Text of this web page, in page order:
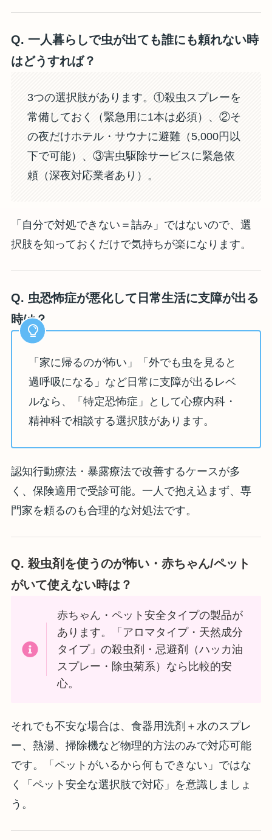
Q. 一人暮らしで虫が出ても誰にも頼れない時
はどうすれば？
3つの選択肢があります。①殺虫スプレーを
常備しておく（緊急用に1本は必須）、②そ
の夜だけホテル・サウナに避難（5,000円以
下で可能）、③害虫駆除サービスに緊急依
頼（深夜対応業者あり）。
「自分で対処できない＝詰み」ではないので、選
択肢を知っておくだけで気持ちが楽になります。
Q. 虫恐怖症が悪化して日常生活に支障が出る
時は？
「家に帰るのが怖い」「外でも虫を見ると
過呼吸になる」など日常に支障が出るレベ
ルなら、「特定恐怖症」として心療内科・
精神科で相談する選択肢があります。
認知行動療法・暴露療法で改善するケースが多
く、保険適用で受診可能。一人で抱え込まず、専
門家を頼るのも合理的な対処法です。
Q. 殺虫剤を使うのが怖い・赤ちゃん/ペット
がいて使えない時は？
赤ちゃん・ペット安全タイプの製品が
あります。「アロマタイプ・天然成分
タイプ」の殺虫剤・忌避剤（ハッカ油
スプレー・除虫菊系）なら比較的安
心。
それでも不安な場合は、食器用洗剤＋水のスプレ
ー、熱湯、掃除機など物理的方法のみで対応可能
です。「ペットがいるから何もできない」ではな
く「ペット安全な選択肢で対応」を意識しましょ
う。